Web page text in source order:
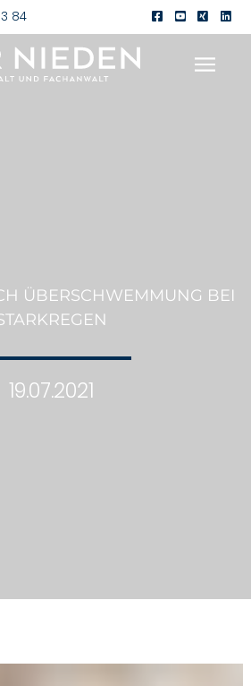
84
ÜBERSCHWEMMUNG BEI
19.07.2021